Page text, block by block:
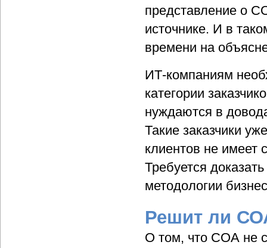
представление о
источнике. И в
времени на
ИТ-компаниям
категории
нуждаются в
Такие заказчики
клиентов не
Требуется
методологии
Решит ли
О том, что СОА не